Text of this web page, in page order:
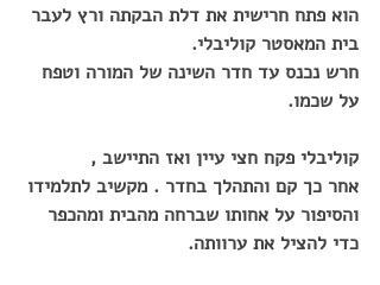
הוא פתח חרישית את דלת הבקתה ורץ לעבר
בית המאסטר קוליבלי.
חרש נכנס עד חדר השינה של המורה וטפח
על שכמו.
קוליבלי פקח חצי עיין ואז התיישב ,
אחר כך קם והתהלך בחדר . מקשיב לתלמידו
והסיפור על אחותו שברחה מהבית ומהכפר
כדי להציל את ערוותה.